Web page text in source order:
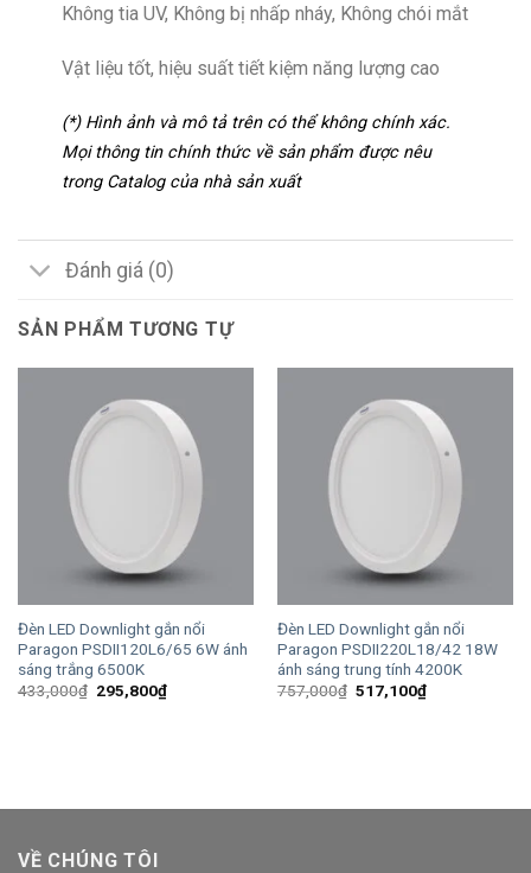
Không tia UV, Không bị nhấp nháy, Không chói mắt
Vật liệu tốt, hiệu suất tiết kiệm năng lượng cao
(*) Hình ảnh và mô tả trên có thể không chính xác.
Mọi thông tin chính thức về sản phẩm được nêu
trong Catalog của nhà sản xuất
Đánh giá (0)
SẢN PHẨM TƯƠNG TỰ
Đèn LED Downlight gắn nổi
Paragon PSDII120L6/65 6W ánh
sáng trắng 6500K
433,000₫ Giá
295,800₫Giá
hiện
Đèn LED Downlight gắn nổi
Paragon PSDII220L18/42 18W
ánh sáng trung tính 4200K
757,000₫ Giá
517,100₫Giá
hiện
VỀ CHÚNG TÔI